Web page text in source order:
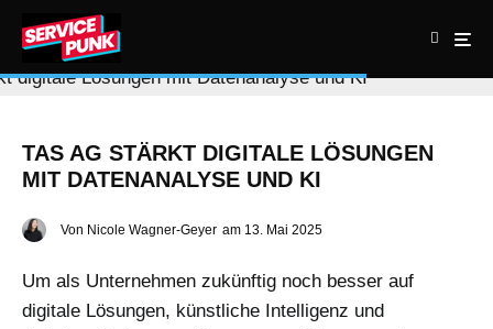
TAS AG STÄRKT DIGITALE LÖSUNGEN
MIT DATENANALYSE UND KI
Von Nicole Wagner-Geyer am 13. Mai 2025
Um als Unternehmen zukünftig noch besser auf
digitale Lösungen, künstliche Intelligenz und